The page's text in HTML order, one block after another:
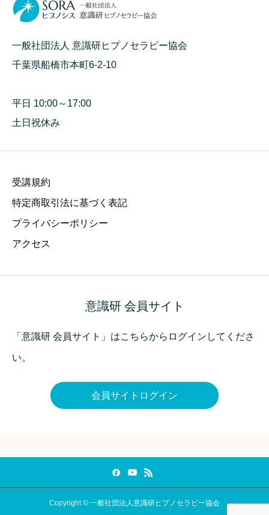
一般社団法人 意識研ヒプノセラピー協会
千葉県船橋市本町6-2-10
平日 10:00～17:00
土日祝休み
受講規約
特定商取引法に基づく表記
プライバシーポリシー
アクセス
意識研 会員サイト
「意識研 会員サイト」はこちらからログインしてくださ
い。
会員サイトログイン
Copyright © 一般社団法人意識研ヒプノセラピー協会